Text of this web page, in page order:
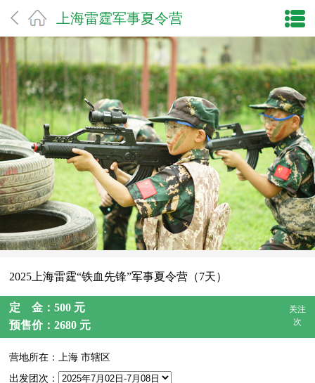
上海雷霆军事夏令营
2025上海雷霆“铁血先锋”军事夏令营（7天）
定 金：500 元
预售价：2680 元
关注
次
营地所在：上海 市辖区
出发团次：